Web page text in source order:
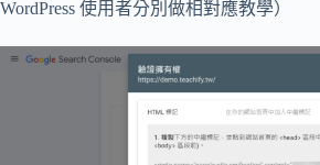
WordPress 使用者分別做相對應教學）